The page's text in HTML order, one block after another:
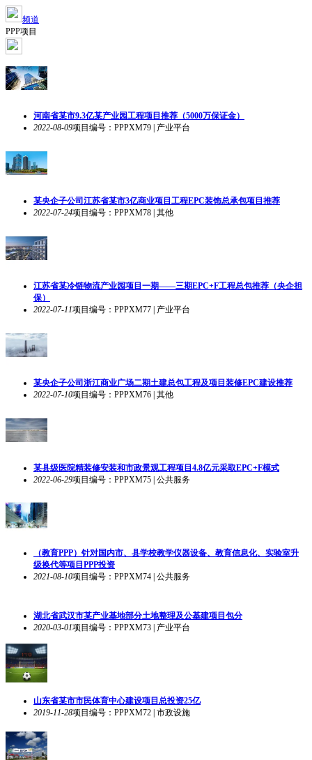
频道
PPP项目
河南省某市9.3亿某产业园工程项目推荐（5000万保证金）
2022-08-09项目编号：PPPXM79 | 产业平台
某央企子公司江苏省某市3亿商业项目工程EPC装饰总承包项目推荐
2022-07-24项目编号：PPPXM78 | 其他
江苏省某冷链物流产业园项目一期——三期EPC+F工程总包推荐（央企担
保）
2022-07-11项目编号：PPPXM77 | 产业平台
某央企子公司浙江商业广场二期土建总包工程及项目装修EPC建设推荐
2022-07-10项目编号：PPPXM76 | 其他
某县级医院精装修安装和市政景观工程项目4.8亿元采取EPC+F模式
2022-06-29项目编号：PPPXM75 | 公共服务
（教育PPP）针对国内市、县学校教学仪器设备、教育信息化、实验室升
级换代等项目PPP投资
2021-08-10项目编号：PPPXM74 | 公共服务
湖北省武汉市某产业基地部分土地整理及公基建项目包分
2020-03-01
山东省某市市民体育中心建设项目总投资25亿
2019-11-28